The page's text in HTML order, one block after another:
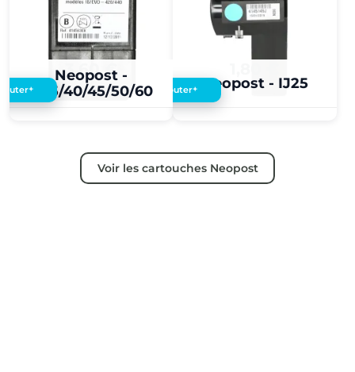
Neopost -
IJ35/40/45/50/60
3,60 €
+ Neopost - IJ25
Ajouter+
Voir les cartouches Neopost